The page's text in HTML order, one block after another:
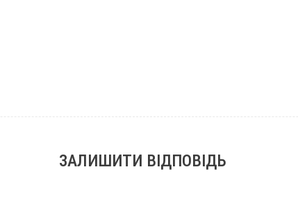
ЗАЛИШИТИ ВІДПОВІДЬ